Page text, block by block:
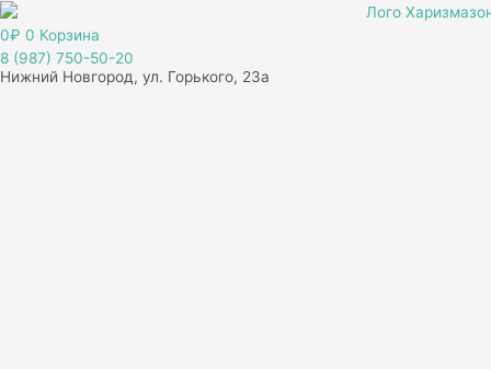
Перейти
к
содержимому
0₽ 0 Корзина
8 (987) 750-50-20
Нижний Новгород, ул. Горького, 23а